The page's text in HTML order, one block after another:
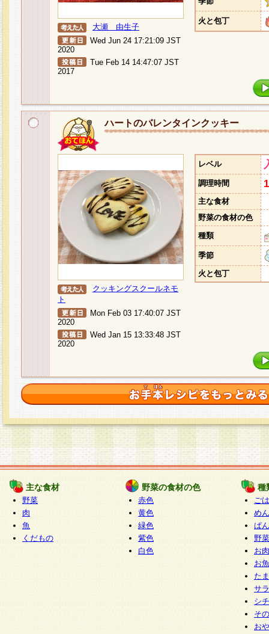
大瀬 由生子
Wed Jun 24 17:21:09 JST
2020
Tue Feb 14 14:47:07 JST
2017
火と包丁
ハートのバレンタインクッキー
クッキングスクールネモ
ト
Mon Feb 03 17:40:07 JST
2020
Wed Jan 15 13:33:48 JST
2020
レベル
調理時間
主な食材
野菜の食材の色
種類
季節
火と包丁
主な食材
野菜
肉
魚
くだもの
野菜の食材の色
赤色
黄色
緑色
紫色
白色
種
ご
めん
ぱん
野
お
お
た
サ
シ
そ
お